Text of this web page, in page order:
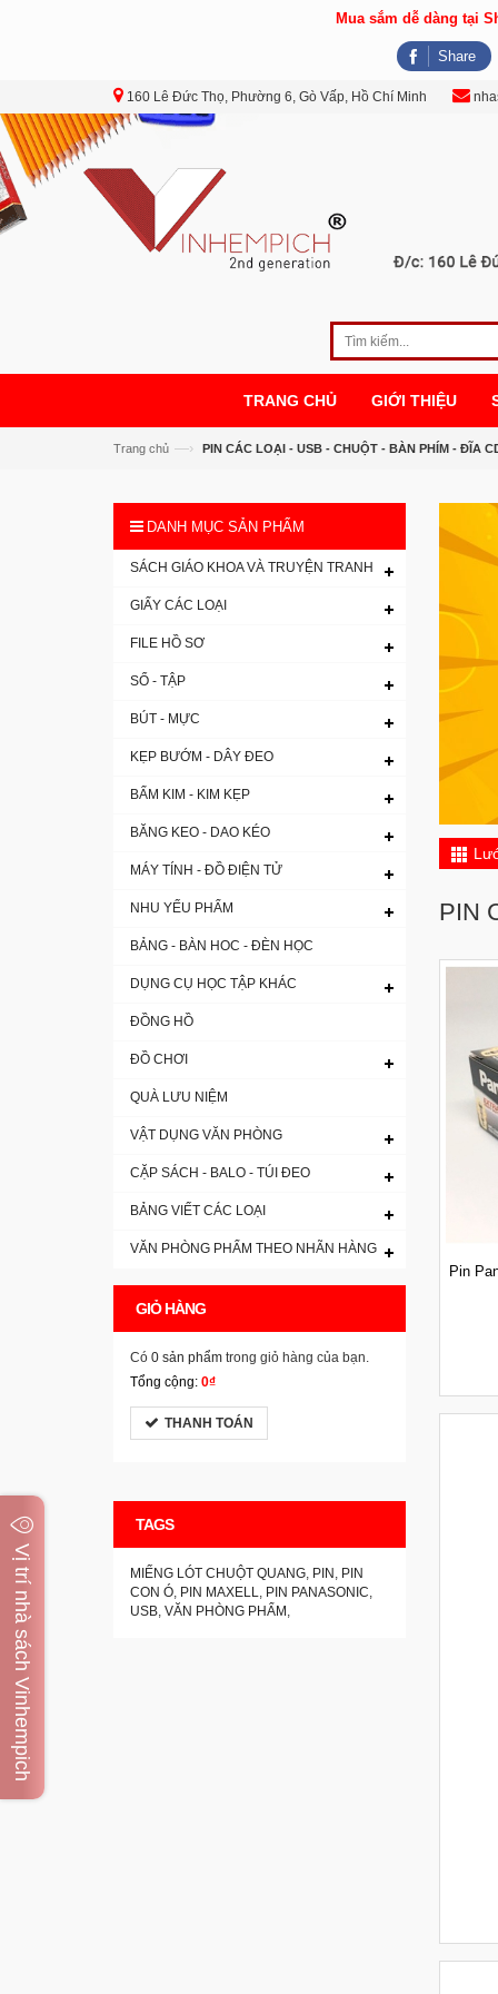
160 Lê Đức Thọ, Phường 6, Gò Vấp, Hồ Chí Minh
TRANG CHỦ GIỚI THIỆU
Trang chủ —› PIN CÁC LOẠI - USB - CHUỘT - BÀN PHÍM - ĐĨA
PIN
Pin
DANH MỤC SẢN PHẨM
SÁCH GIÁO KHOA VÀ TRUYỆN TRANH
GIẤY CÁC LOẠI
FILE HỒ SƠ
SỔ - TẬP
BÚT - MỰC
KẸP BƯỚM - DÂY ĐEO
BẤM KIM - KIM KẸP
BĂNG KEO - DAO KÉO
MÁY TÍNH - ĐỒ ĐIỆN TỬ
NHU YẾU PHẨM
BẢNG - BÀN HOC - ĐÈN HỌC
DỤNG CỤ HỌC TẬP KHÁC
ĐỒNG HỒ
ĐỒ CHƠI
QUÀ LƯU NIỆM
VẬT DỤNG VĂN PHÒNG
CẶP SÁCH - BALO - TÚI ĐEO
BẢNG VIẾT CÁC LOẠI
VĂN PHÒNG PHẨM THEO NHÃN HÀNG
GIỎ HÀNG
Có 0 sản phẩm trong giỏ hàng của bạn.
Tổng cộng: 0₫
THANH TOÁN
TAGS
MIẾNG LÓT CHUỘT QUANG, PIN , PIN
CON Ó, PIN MAXELL, PIN PANASONIC,
USB, VĂN PHÒNG PHẨM ,
Mua sắm dễ dàng tại
Share
Vị trí nhà sách Vinhempich